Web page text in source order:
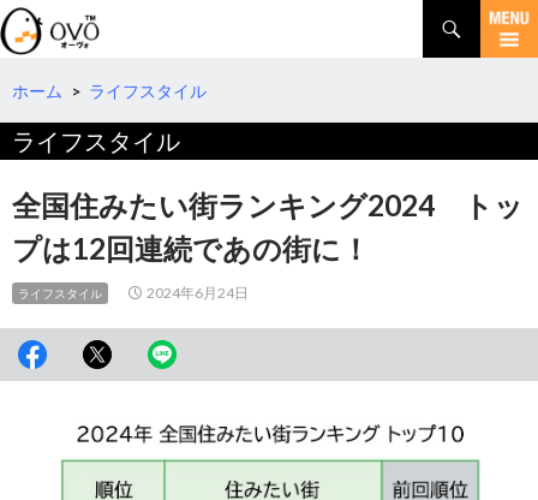
検
索
コ
テ
ツ
へ
動
ホーム > ライフスタイル
ライフスタイル
全国住みたい街ランキング2024 トッ
プは12回連続であの街に！
ライフスタイル 2024年6月24日